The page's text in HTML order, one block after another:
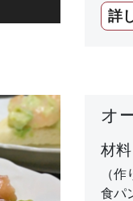
詳
オ
材料
（作
食パ